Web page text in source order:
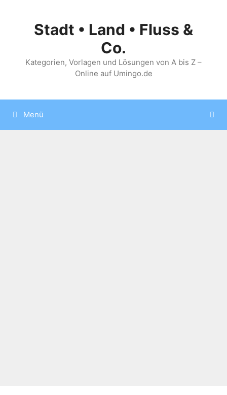
springenStadt • Land • Fluss &
Co.
Kategorien, Vorlagen und Lösungen von A bis Z –
Online auf Umingo.de
Menü